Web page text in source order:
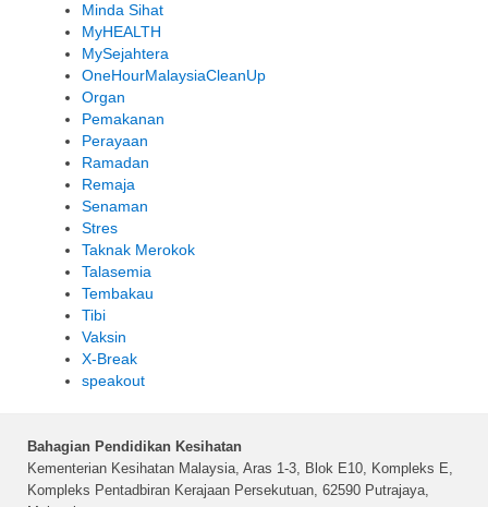
Minda Sihat
MyHEALTH
MySejahtera
OneHourMalaysiaCleanUp
Organ
Pemakanan
Perayaan
Ramadan
Remaja
Senaman
Stres
Taknak Merokok
Talasemia
Tembakau
Tibi
Vaksin
X-Break
speakout
Bahagian Pendidikan Kesihatan
Kementerian Kesihatan Malaysia, Aras 1-3, Blok E10, Kompleks E,
Kompleks Pentadbiran Kerajaan Persekutuan, 62590 Putrajaya,